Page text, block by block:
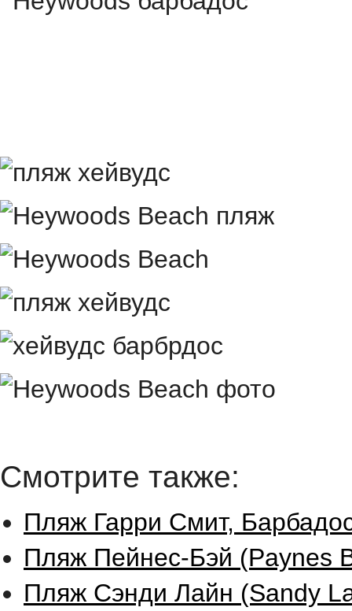
Смотрите также:
Пляж Гарри Смит,
Пляж Пейнес-Бэй (Paynes
Пляж Сэнди Лайн (Sandy